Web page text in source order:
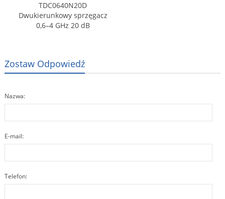
TDC0640N20D
Dwukierunkowy sprzęgacz
0,6–4 GHz 20 dB
Zostaw Odpowiedź
Nazwa:
E-mail:
Telefon: